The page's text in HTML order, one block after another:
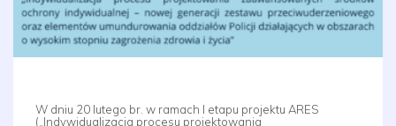
W dniu 20 lutego br. w ramach I etapu projektu ARES
(„Indywidualizacja procesu projektowania